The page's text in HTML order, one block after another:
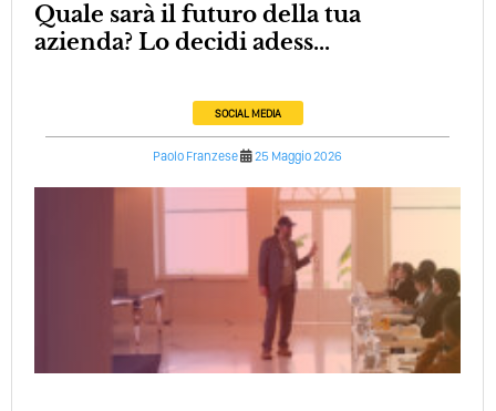
Quale sarà il futuro della tua
azienda? Lo decidi adess...
SOCIAL MEDIA
Paolo Franzese 25 Maggio 2026